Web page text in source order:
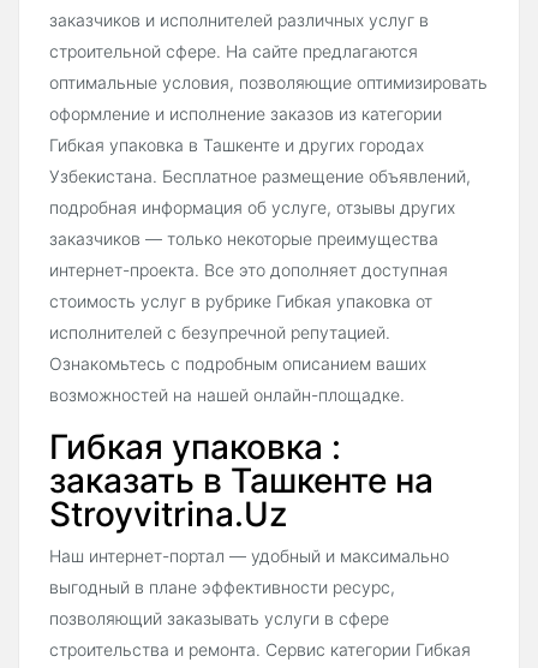
заказчиков и исполнителей различных услуг в
строительной сфере. На сайте предлагаются
оптимальные условия, позволяющие оптимизировать
оформление и исполнение заказов из категории
Гибкая упаковка в Ташкенте и других городах
Узбекистана. Бесплатное размещение объявлений,
подробная информация об услуге, отзывы других
заказчиков — только некоторые преимущества
интернет-проекта. Все это дополняет доступная
стоимость услуг в рубрике Гибкая упаковка от
исполнителей с безупречной репутацией.
Ознакомьтесь с подробным описанием ваших
возможностей на нашей онлайн-площадке.
Гибкая упаковка :
заказать в Ташкенте на
Stroyvitrina.Uz
Наш интернет-портал — удобный и максимально
выгодный в плане эффективности ресурс,
позволяющий заказывать услуги в сфере
строительства и ремонта. Сервис категории Гибкая